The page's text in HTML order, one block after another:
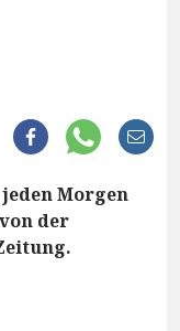
Morgen
der